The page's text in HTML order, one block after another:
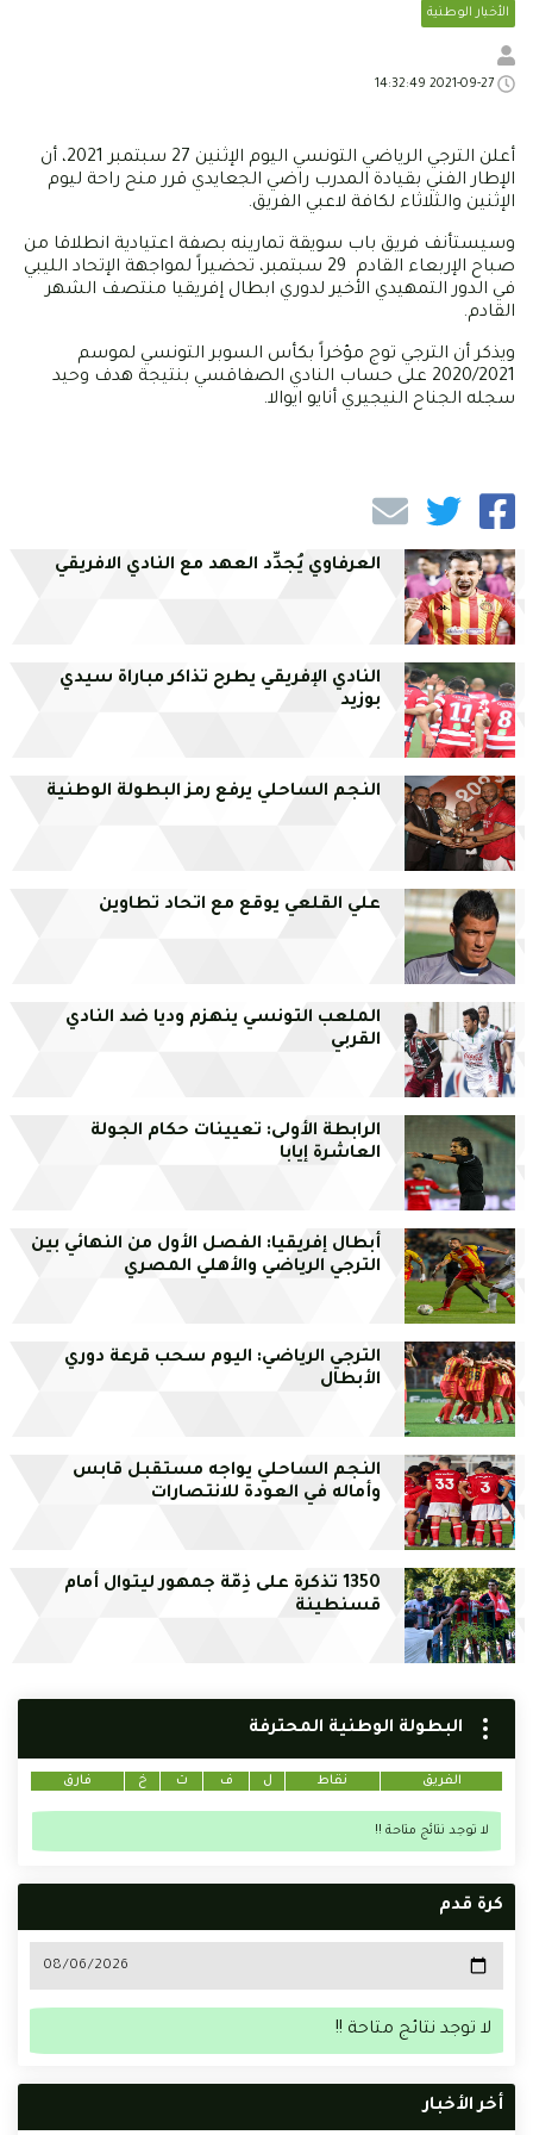
الأخبار الوطنية
أعلن الترجي الرياضي التونسي اليوم الإثنين 27 سبتمبر 2021، أن
الإطار الفني بقيادة المدرب راضي الجعايدي قرر منح راحة ليوم
الإثنين والثلاثاء لكافة لاعبي الفريق.
وسيستأنف فريق باب سويقة تمارينه بصفة اعتيادية انطلاقا من
صباح الإربعاء القادم 29 سبتمبر، تحضيراً لمواجهة الإتحاد الليبي
في الدور التمهيدي الأخير لدوري ابطال إفريقيا منتصف الشهر
القادم.
ويذكر أن الترجي توج مؤخراً بكأس السوبر التونسي لموسم
2020/2021 على حساب النادي الصفاقسي بنتيجة هدف وحيد
سجله الجناح النيجيري أنايو ايوالا.
العرفاوي يُجدِّد العهد مع النادي الافريقي
النادي الإفريقي يطرح تذاكر مباراة سيدي
بوزيد
النجم الساحلي يرفع رمز البطولة الوطنية
علي القلعي يوقع مع اتحاد تطاوين
الملعب التونسي ينهزم وديا ضد النادي
القربي
الرابطة الأولى: تعيينات حكام الجولة
العاشرة إيابا
أبطال إفريقيا: الفصل الأول من النهائي بين
الترجي الرياضي والأهلي المصري
الترجي الرياضي: اليوم سحب قرعة دوري
الأبطال
النجم الساحلي يواجه مستقبل قابس
وأماله في العودة للانتصارات
1350 تذكرة على ذِمّة جمهور ليتوال أمام
قسنطينة
البطولة الوطنية المحترفة
الفريق نقاط ل ف ت خ فارق
لا توجد نتائج متاحة !!
كرة قدم
لا توجد نتائج متاحة !!
أخر الأخبار